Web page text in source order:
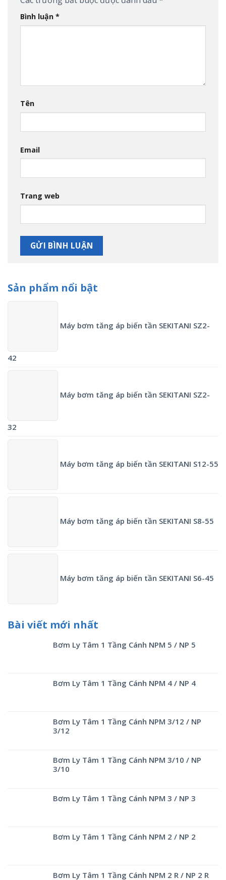
Bình luận *
Tên
Email
Trang web
Sản phẩm nổi bật
Máy bơm tăng áp biến tần SEKITANI SZ2-
42
Máy bơm tăng áp biến tần SEKITANI SZ2-
32
Máy bơm tăng áp biến tần SEKITANI S12-55
Máy bơm tăng áp biến tần SEKITANI S8-55
Máy bơm tăng áp biến tần SEKITANI S6-45
Bài viết mới nhất
Bơm Ly Tâm 1 Tầng Cánh NPM 5 / NP 5
Bơm Ly Tâm 1 Tầng Cánh NPM 4 / NP 4
Bơm Ly Tâm 1 Tầng Cánh NPM 3/12 / NP
3/12
Bơm Ly Tâm 1 Tầng Cánh NPM 3/10 / NP
3/10
Bơm Ly Tâm 1 Tầng Cánh NPM 3 / NP 3
Bơm Ly Tâm 1 Tầng Cánh NPM 2 / NP 2
Bơm Ly Tâm 1 Tầng Cánh NPM 2 R / NP 2 R